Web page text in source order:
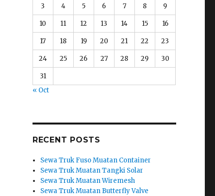
3 4 5 6 7 8 9
10 11 12 13 14 15 16
17 18 19 20 21 22 23
24 25 26 27 28 29 30
31
« Oct
RECENT POSTS
Sewa Truk Fuso Muatan Container
Sewa Truk Muatan Tangki Solar
Sewa Truk Muatan Wiremesh
Sewa Truk Muatan Butterfly Valve